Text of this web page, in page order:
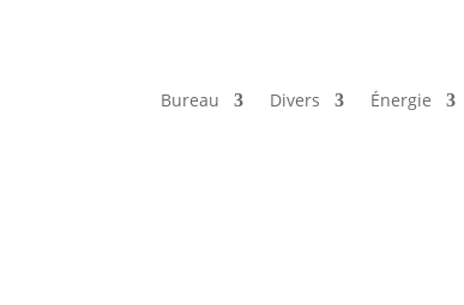
Bureau Divers Énergie